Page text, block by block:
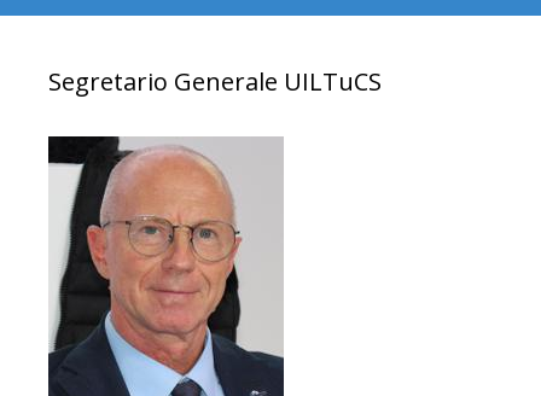
Segretario Generale UILTuCS